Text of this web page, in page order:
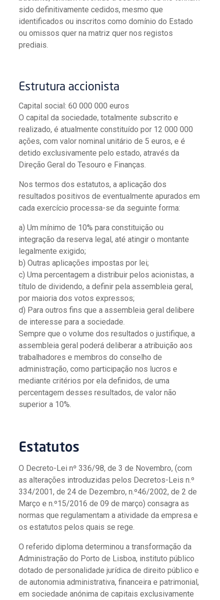
sido definitivamente cedidos, mesmo que
identificados ou inscritos como domínio do Estado
ou omissos quer na matriz quer nos registos
prediais.
Estrutura accionista
Capital social: 60 000 000 euros
O capital da sociedade, totalmente subscrito e
realizado, é atualmente constituído por 12 000 000
ações, com valor nominal unitário de 5 euros, e é
detido exclusivamente pelo estado, através da
Direção Geral do Tesouro e Finanças.
Nos termos dos estatutos, a aplicação dos
resultados positivos de eventualmente apurados em
cada exercício processa-se da seguinte forma:
a) Um mínimo de 10% para constituição ou
integração da reserva legal, até atingir o montante
legalmente exigido;
b) Outras aplicações impostas por lei;
c) Uma percentagem a distribuir pelos acionistas, a
título de dividendo, a definir pela assembleia geral,
por maioria dos votos expressos;
d) Para outros fins que a assembleia geral delibere
de interesse para a sociedade.
Sempre que o volume dos resultados o justifique, a
assembleia geral poderá deliberar a atribuição aos
trabalhadores e membros do conselho de
administração, como participação nos lucros e
mediante critérios por ela definidos, de uma
percentagem desses resultados, de valor não
superior a 10%.
Estatutos
O Decreto-Lei nº 336/98, de 3 de Novembro, (com
as alterações introduzidas pelos Decretos-Leis n.º
334/2001, de 24 de Dezembro, n.º46/2002, de 2 de
Março e n.º15/2016 de 09 de março) consagra as
normas que regulamentam a atividade da empresa e
os estatutos pelos quais se rege.
O referido diploma determinou a transformação da
Administração do Porto de Lisboa, instituto público
dotado de personalidade jurídica de direito público e
de autonomia administrativa, financeira e patrimonial,
em sociedade anónima de capitais exclusivamente